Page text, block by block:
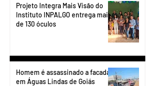
Projeto Integra Mais Visão do
Instituto INPALGO entrega mais
de 130 óculos
Homem é assassinado a facadas
em Águas Lindas de Goiás